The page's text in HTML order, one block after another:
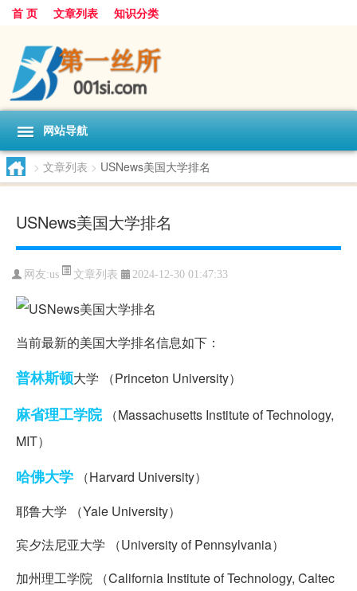
首 页 文章列表 知识分类
网站导航
> 文章列表 > USNews美国大学排名
USNews美国大学排名
网友:us 文章列表 2024-12-30 01:47:33
当前最新的美国大学排名信息如下：
普林斯顿大学 （Princeton University）
麻省理工学院（Massachusetts Institute of Technology,
MIT）
哈佛大学 （Harvard University）
耶鲁大学 （Yale University）
宾夕法尼亚大学 （University of Pennsylvania）
加州理工学院 （California Institute of Technology, Caltec